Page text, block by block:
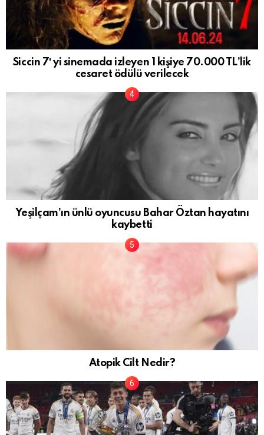
Siccin 7′ yi sinemada izleyen 1 kişiye 70.000 TL’lik
cesaret ödülü verilecek
Yeşilçam’ın ünlü oyuncusu Bahar Öztan hayatını
kaybetti
Atopik Cilt Nedir?